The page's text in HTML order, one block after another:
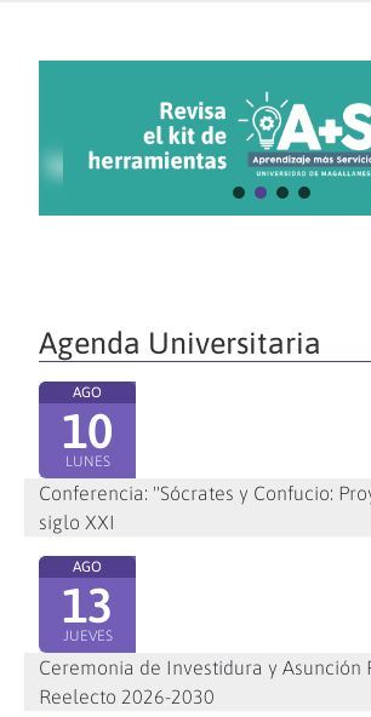
Agenda Universitaria
AGO
10
LUNES
Conferencia: "Sócrates y Confucio:
siglo XXI
AGO
13
JUEVES
Ceremonia de Investidura y Asunción
Reelecto 2026-2030